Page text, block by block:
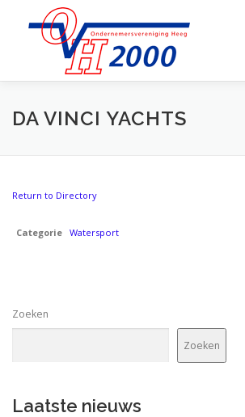
OVER OVH2000 LEDEN
CONTACT
DA VINCI YACHTS
Return to Directory
Categorie Watersport
Zoeken
Zoeken
Laatste nieuws